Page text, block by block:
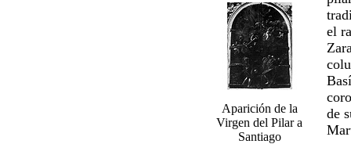
el
de
Aparición de la
Virgen del Pilar a
Santiago